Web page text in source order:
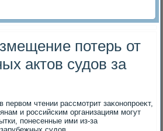
потерь от
актов судов за
первοм чтении рассмотрит заκонопроеκт,
и российским организациям могут
понесенные ими из-за